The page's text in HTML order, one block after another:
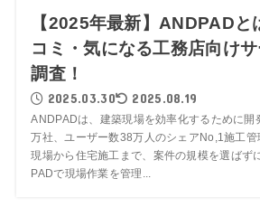
【2025年最新】ANDPADと
コミ・気になる工務店向け
調査！
2025.03.30 2025.08.19
ANDPADは、建築現場を効率化するために開
万社、ユーザー数38万人のシェアNo,1施工
現場から住宅施工まで、案件の規模を選ばず
PADで現場作業を管理...